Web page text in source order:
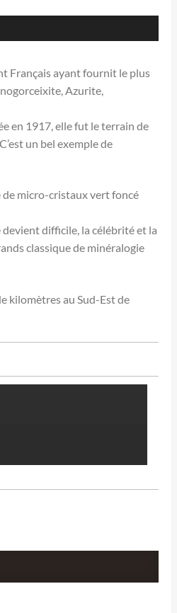
Français ayant fournit le plus
Azurite,
en 1917, elle fut le terrain de
un bel exemple de
de micro-cristaux vert foncé
difficile, la célébrité et la
classique de minéralogie
kilomètres au Sud-Est de